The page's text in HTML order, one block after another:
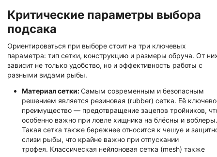
Критические параметры выбора
подсака
Ориентироваться при выборе стоит на три ключевых
параметра: тип сетки, конструкцию и размеры обруча. От
зависит не только удобство, но и эффективность работы с
разными видами рыбы.
Материал сетки:Самым современным и безопасным
решением является резиновая (rubber) сетка. Её
преимущество — предотвращение зацепов тройников,
особенно важно при ловле хищника на блёсны и воблеры.
Такая сетка также бережнее относится к чешуе и
слизи рыбы, что крайне важно при отпускании
трофея. Классическая нейлоновая сетка (mesh) также